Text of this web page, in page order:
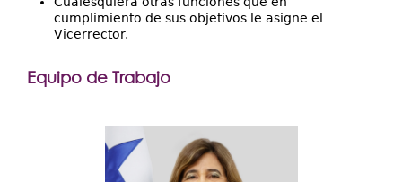
cumplimiento de sus objetivos le asigne el
Vicerrector.
Equipo de Trabajo